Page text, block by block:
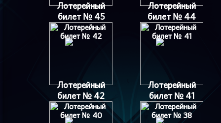
Лотерейный
билет № 45
Лотерейный
билет № 44
Лотерейный
билет № 42
Лотерейный
билет № 41